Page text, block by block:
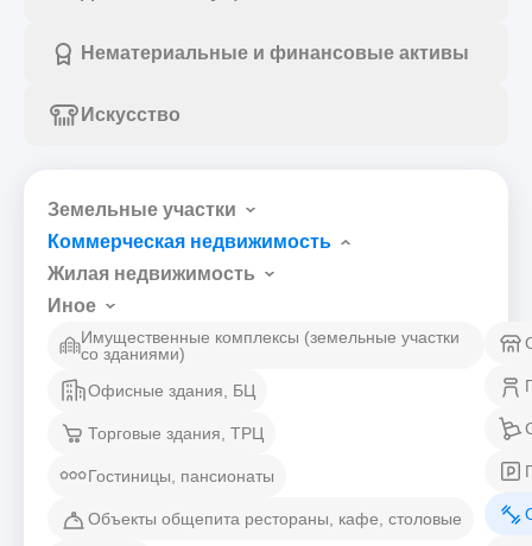
Нематериальные и финансовые активы
Искусство
Земельные участки
Коммерческая недвижимость
Жилая недвижимость
Иное
Имущественные комплексы (земельные участки
со зданиями)
Офисные здания, БЦ
Торговые здания, ТРЦ
Гостиницы, пансионаты
Объекты общепита рестораны, кафе, столовые